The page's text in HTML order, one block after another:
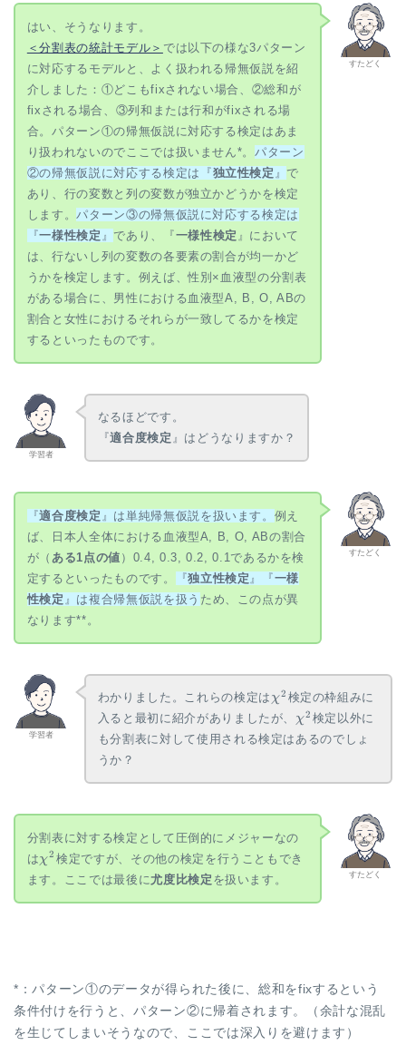
\indep
{\mathop{\perp\!\!\!\!\perp}}
\\ \gdef \tr {\mathrm{tr}}
すたどく
はい、そうなります。
＜分割表の統計モデル＞ では以下の様な3パターン
に対応するモデルと、よく扱われる帰無仮説を紹
介しました：①どこもfixされない場合、②総和が
fixされる場合、③列和または行和がfixされる場
合。パターン①の帰無仮説に対応する検定はあま
り扱われないのでここでは扱いません*。 パターン
②の帰無仮説に対応する検定は『独立性検定 』 で
あり、行の変数と列の変数が独立かどうかを検定
します。 パターン③の帰無仮説に対応する検定は
『一様性検定 』 であり、『一様性検定 』において
は、行ないし列の変数の各要素の割合が均一かど
うかを検定します。例えば、性別×血液型の分割表
がある場合に、男性における血液型A, B, O, ABの
割合と女性におけるそれらが一致してるかを検定
するといったものです。
学習者
なるほどです。
『適合度検定 』はどうなりますか？
すたどく
『適合度検定 』は単純帰無仮説を扱います。 例え
ば、日本人全体における血液型A, B, O, ABの割合
が（ ある1点の値 ）0.4, 0.3, 0.2, 0.1であるかを検
定するといったものです。
『独立性検定 』『一様
性検定 』は複合帰無仮説を扱う ため、この点が異
なります**。
学習者
わかりました。これらの検定は \chi^2
χ2 検定の枠組みに
入ると最初に紹介がありましたが、 \chi^2
χ2 検定以外に
も分割表に対して使用される検定はあるのでしょ
うか？
すたどく
分割表に対する検定として圧倒的にメジャーなの
は\chi^2
χ2 検定ですが、その他の検定を行うこともでき
ます。ここでは最後に尤度比検定 を扱います。
*：パターン①のデータが得られた後に、総和をfixするという
条件付けを行うと、パターン②に帰着されます。（余計な混乱
を生じてしまいそうなので、ここでは深入りを避けます）